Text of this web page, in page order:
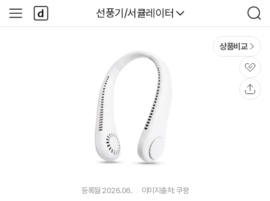
다나와
선풍기/서큘레이터
검
색
사
이
다
나
와
상품비교
관
심
등록월 2026.06. 이미지출처: 쿠팡